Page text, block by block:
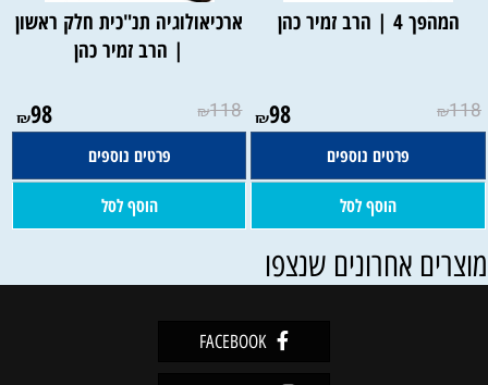
המהפך 4 | הרב זמיר כהן
₪118
₪98
פרטים נוספים
הוסף לסל
ארכיאולוגיה תנ"כית חלק ראשון
| הרב זמיר כהן
₪118
₪98
פרטים נוספים
הוסף לסל
אחרונים שנצפו
FACEBOOK